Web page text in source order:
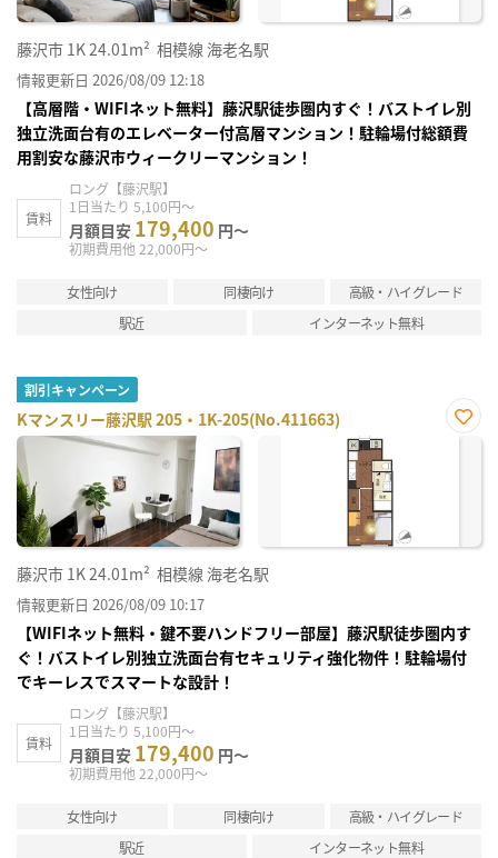
藤沢市 1K24.01m² 相模線 海老名駅
情報更新日 2026/08/09 12:18
【高層階・WIFIネット無料】藤沢駅徒歩圏内すぐ！バストイレ別
独立洗面台有のエレベーター付高層マンション！駐輪場付総額費
用割安な藤沢市ウィークリーマンション！
賃料
ロング【藤沢駅】
1日当たり 5,100円～
月額目安 179,400 円～
初期費用他 22,000円～
女性向け 同棲向け
高級・ハイグレード
駅近
インターネット無料
割引キャンペーン
Kマンスリー藤沢駅 205・1K-205(No.411663)
お気
藤沢市 1K24.01m² 相模線 海老名駅
情報更新日 2026/08/09 10:17
【WIFIネット無料・鍵不要ハンドフリー部屋】藤沢駅徒歩圏内す
ぐ！バストイレ別独立洗面台有セキュリティ強化物件！駐輪場付
でキーレスでスマートな設計！
賃料
ロング【藤沢駅】
1日当たり 5,100円～
月額目安 179,400 円～
初期費用他 22,000円～
女性向け 同棲向け
高級・ハイグレード
駅近
インターネット無料